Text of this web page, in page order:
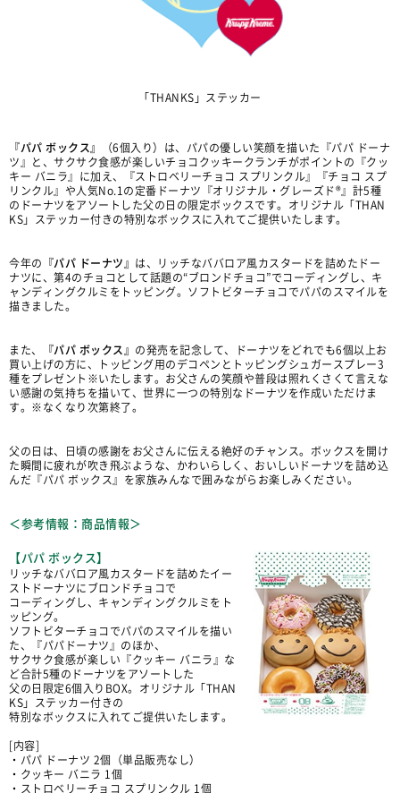
「THANKS」ステッカー
『パパ ボックス』
（6個入り）は、パパの優しい笑顔を描いた『パパ ドーナ
ツ』と、サクサク食感が楽しいチョコクッキークランチがポイントの『クッ
キー バニラ』に加え、『ストロベリーチョコ スプリンクル』『チョコ スプ
リンクル』や人気No.1の定番ドーナツ『オリジナル・グレーズド®』計5種
のドーナツをアソートした父の日の限定ボックスです。オリジナル「THAN
KS」ステッカー付きの特別なボックスに入れてご提供いたします。
今年の 『パパ ドーナツ』 は、リッチなババロア風カスタードを詰めたドー
ナツに、第4のチョコとして話題の“ブロンドチョコ”でコーディングし、キ
ャンディングクルミをトッピング。ソフトビターチョコでパパのスマイルを
描きました。
また、 『パパ ボックス』 の発売を記念して、ドーナツをどれでも6個以上お
買い上げの方に、トッピング用のデコペンとトッピングシュガースプレー3
種をプレゼント※いたします。お父さんの笑顔や普段は照れくさくて言えな
い感謝の気持ちを描いて、世界に一つの特別なドーナツを作成いただけま
す。※なくなり次第終了。
父の日は、日頃の感謝をお父さんに伝える絶好のチャンス。ボックスを開け
た瞬間に疲れが吹き飛ぶような、かわいらしく、おいしいドーナツを詰め込
んだ『パパ ボックス』を家族みんなで囲みながらお楽しみください。
＜参考情報：商品情報＞
【パパ ボックス】
リッチなババロア風カスタードを詰めたイー
ストドーナツにブロンドチョコで
コーディングし、キャンディングクルミをト
ッピング。
ソフトビターチョコでパパのスマイルを描い
た、『パパドーナツ』のほか、
サクサク食感が楽しい『クッキー バニラ』な
ど合計5種のドーナツをアソートした
父の日限定6個入りBOX。オリジナル「THAN
KS」ステッカー付きの
特別なボックスに入れてご提供いたします。
[内容]
・パパ ドーナツ 2個（単品販売なし）
・クッキー バニラ 1個
・ストロベリーチョコ スプリンクル 1個